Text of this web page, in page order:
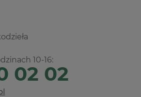
10-16:
02 02